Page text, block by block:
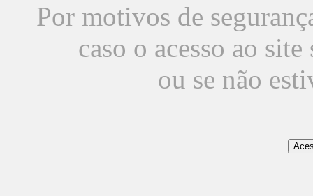
Por motivos de
caso o acesso ao
ou se não